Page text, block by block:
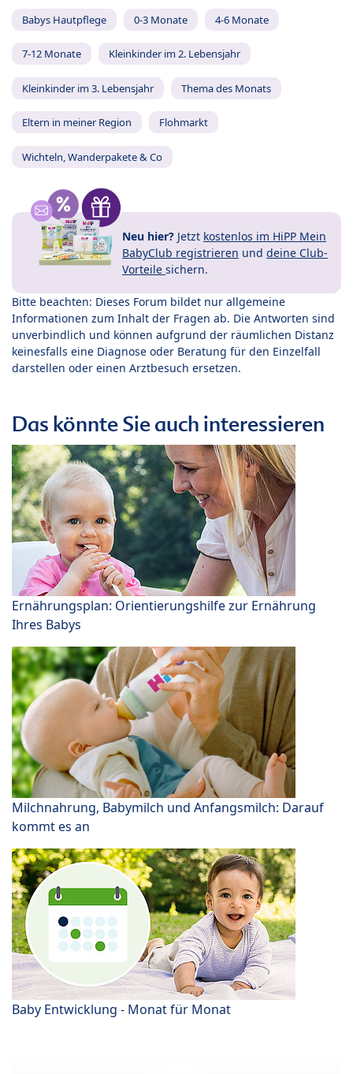
Babys Hautpflege 0-3 Monate 4-6 Monate
7-12 Monate Kleinkinder im 2. Lebensjahr
Kleinkinder im 3. Lebensjahr Thema des Monats
Eltern in meiner Region Flohmarkt
Wichteln, Wanderpakete & Co
Neu hier? Jetzt kostenlos im HiPP Mein
BabyClub registrieren und deine Club-
Vorteile sichern.
Bitte beachten: Dieses Forum bildet nur allgemeine
Informationen zum Inhalt der Fragen ab. Die Antworten sind
unverbindlich und können aufgrund der räumlichen Distanz
keinesfalls eine Diagnose oder Beratung für den Einzelfall
darstellen oder einen Arztbesuch ersetzen.
Das könnte Sie auch interessieren
Ernährungsplan: Orientierungshilfe zur Ernährung
Ihres Babys
Milchnahrung, Babymilch und Anfangsmilch: Darauf
kommt es an
Baby Entwicklung - Monat für Monat